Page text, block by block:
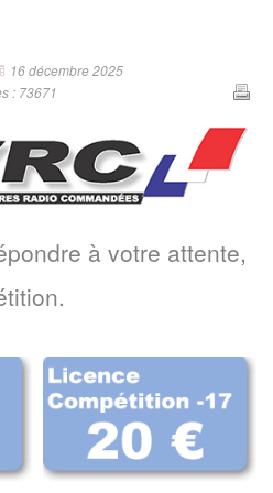
16 décembre 2025
: 73671
à votre attente,